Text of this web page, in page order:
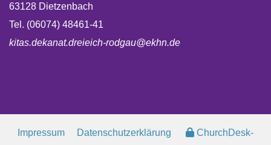
63128 Dietzenbach
Tel. (06074) 48461-41
kitas.dekanat.dreieich-rodgau@ekhn.de
Impressum Datenschutzerklärung ChurchDesk-